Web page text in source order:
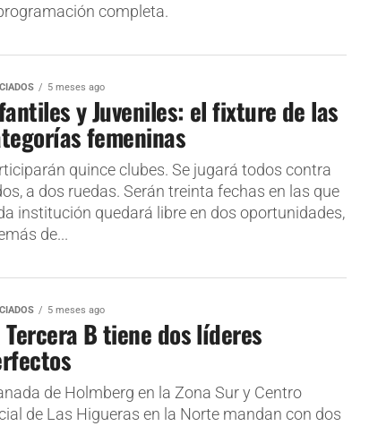
completa.
5 meses ago
y Juveniles: el fixture de las
femeninas
quince clubes. Se jugará todos contra
a dos ruedas. Serán treinta fechas en las que
institución quedará libre en dos oportunidades,
de...
5 meses ago
Tercera B tiene dos líderes
de Holmberg en la Zona Sur y Centro
de Las Higueras en la Norte mandan con dos